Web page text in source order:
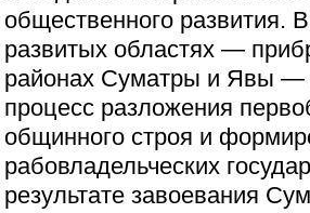
общественного развития.
развитых областях —
районах Суматры и Явы —
процесс разложения
общинного строя и
рабовладельческих
результате завоевания